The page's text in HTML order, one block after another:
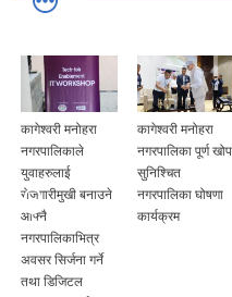
कागेश्वरी मनोहरा
नगरपालिकाले
युवाहरुलाई
रोजगारीमुखी बनाउने
आफ्नै
नगरपालिकाभित्र
अवसर सिर्जना गर्ने
तथा डिजिटल
कागेश्वरी मनोहरा
नगरपालिका पूर्ण खोप
सुनिश्चित
नगरपालिका घोषणा
कार्यक्रम